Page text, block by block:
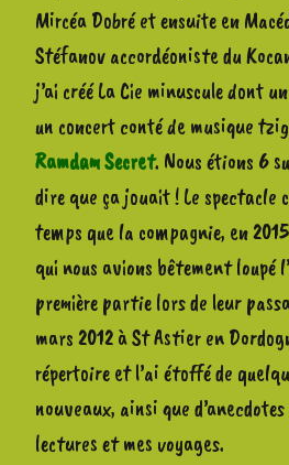
Mircéa Dobré et ensuite en
Stéfanov accordéoniste du
j’ai créé La Cie minuscule dont
un concert conté de musique
Ramdam Secret. Nous étions 6
dire que ça jouait ! Le spectacle
temps que la compagnie, en
qui nous avions bêtement loupé
première partie lors de leur
mars 2012 à St Astier en
répertoire et l’ai étoffé de
nouveaux, ainsi que
lectures et mes voyages.